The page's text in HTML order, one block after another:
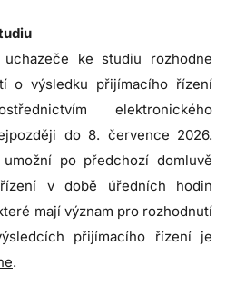
ke studiu rozhodne
o výsledku přijímacího řízení
elektronického
do 8. července 2026.
po předchozí domluvě
v době úředních hodin
mají význam pro rozhodnutí
přijímacího řízení je
.